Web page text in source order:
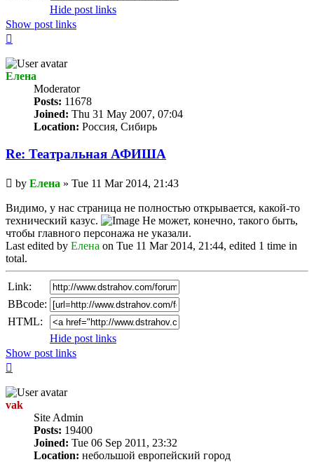
Hide post links
Show post links
Елена
Мoderator
Posts: 11678
Joined: Thu 31 May 2007, 07:04
Location: Россия, Сибирь
Re: Театральная АФИША
Unread
post
by Елена » Tue 11 Mar 2014, 21:43
Видимо, у нас страница не полностью открывается, какой-то
технический казус.
Не может, конечно, такого быть,
чтобы главного персонажа не указали.
Last edited by Елена on Tue 11 Mar 2014, 21:44, edited 1 time in
total.
Link:
BBcode:
HTML:
Hide post links
Show post links
vak
Site Admin
Posts: 19400
Joined: Tue 06 Sep 2011, 23:32
Location: небольшой европейский город